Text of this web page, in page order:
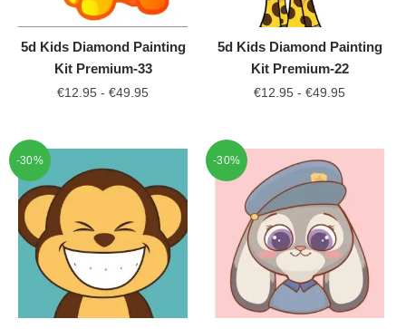
5d Kids Diamond Painting
Kit Premium-33
€12.95 - €49.95
5d Kids Diamond Painting
Kit Premium-22
€12.95 - €49.95
-30% -30%